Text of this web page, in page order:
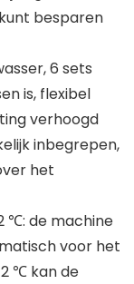
besparen
6 sets
is, flexibel
verhoogd
inbegrepen,
het
℃: de machine
voor het
℃ kan de